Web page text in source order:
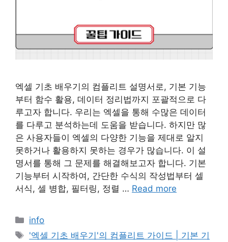
엑셀 기초 배우기의 컴플리트 설명서로, 기본 기능
부터 함수 활용, 데이터 정리법까지 포괄적으로 다
루고자 합니다. 우리는 엑셀을 통해 수많은 데이터
를 다루고 분석하는데 도움을 받습니다. 하지만 많
은 사용자들이 엑셀의 다양한 기능을 제대로 알지
못하거나 활용하지 못하는 경우가 많습니다. 이 설
명서를 통해 그 문제를 해결해보고자 합니다. 기본
기능부터 시작하여, 간단한 수식의 작성법부터 셀
서식, 셀 병합, 필터링, 정렬 … Read more
Categories
info
Tags
'엑셀 기초 배우기'의 컴플리트 가이드 | 기본 기